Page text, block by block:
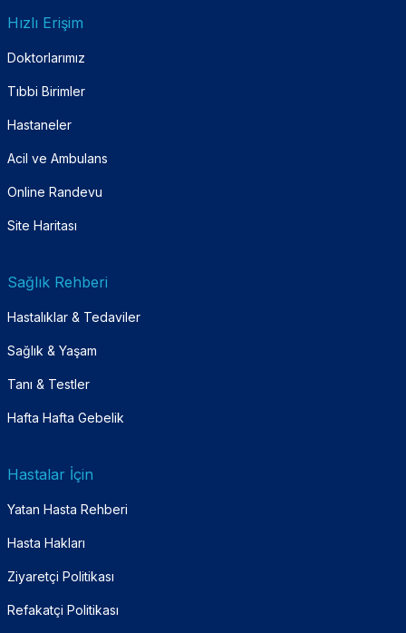
Hızlı Erişim
Doktorlarımız
Tıbbi Birimler
Hastaneler
Acil ve Ambulans
Online Randevu
Site Haritası
Sağlık Rehberi
Hastalıklar & Tedaviler
Sağlık & Yaşam
Tanı & Testler
Hafta Hafta Gebelik
Hastalar İçin
Yatan Hasta Rehberi
Hasta Hakları
Ziyaretçi Politikası
Refakatçi Politikası